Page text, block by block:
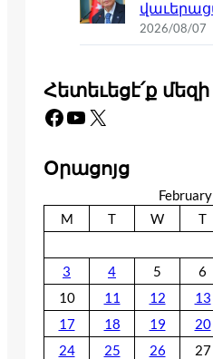
2026/08/07
Հետեւեցէ՛ք մեզի
Facebook YouTube X
Օրացոյց
M
T W T
3
4 5 6
10
11 12 13
17
18 19 20
24
25 26 27